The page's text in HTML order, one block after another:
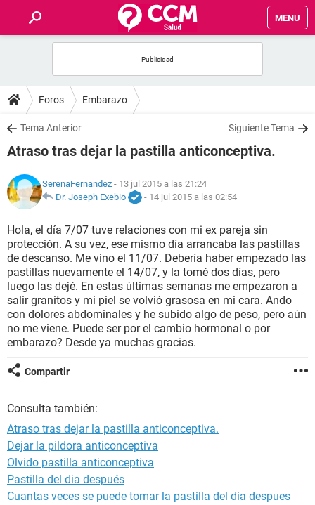
MENU
FOROS
SALUD
NUTRICIÓN
BIENESTAR
SEXUALIDAD
GLOSARIO
Foros Embarazo
Tema Anterior Siguiente Tema
Atraso tras dejar la pastilla anticonceptiva.
SerenaFernandez - 13 jul 2015 a las 21:24
Dr. Joseph Exebio
- 14 jul 2015 a las 02:54
Hola, el día 7/07 tuve relaciones con mi ex pareja sin
protección. A su vez, ese mismo día arrancaba las pastillas
de descanso. Me vino el 11/07. Debería haber empezado las
pastillas nuevamente el 14/07, y la tomé dos días, pero
luego las dejé. En estas últimas semanas me empezaron a
salir granitos y mi piel se volvió grasosa en mi cara. Ando
con dolores abdominales y he subido algo de peso, pero aún
no me viene. Puede ser por el cambio hormonal o por
embarazo? Desde ya muchas gracias.
Compartir
Consulta también:
Atraso tras dejar la pastilla anticonceptiva.
Dejar la pildora anticonceptiva
Olvido pastilla anticonceptiva
Pastilla del dia después
Cuantas veces se puede tomar la pastilla del dia despues